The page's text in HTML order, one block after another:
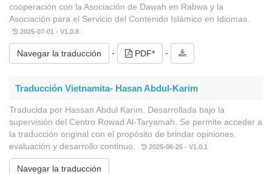
cooperación con la Asociación de Dawah en Rabwa y la
Asociación para el Servicio del Contenido Islámico en Idiomas.
2025-07-01 - V1.0.8
Navegar la traducción - PDF* -
Traducción Vietnamita- Hasan Abdul-Karim
Traducida por Hassan Abdul Karim. Desarrollada bajo la
supervisión del Centro Rowad Al-Taryamah. Se permite acceder a
la traducción original con el propósito de brindar opiniones,
evaluación y desarrollo continuo.
2025-06-25 - V1.0.1
Navegar la traducción